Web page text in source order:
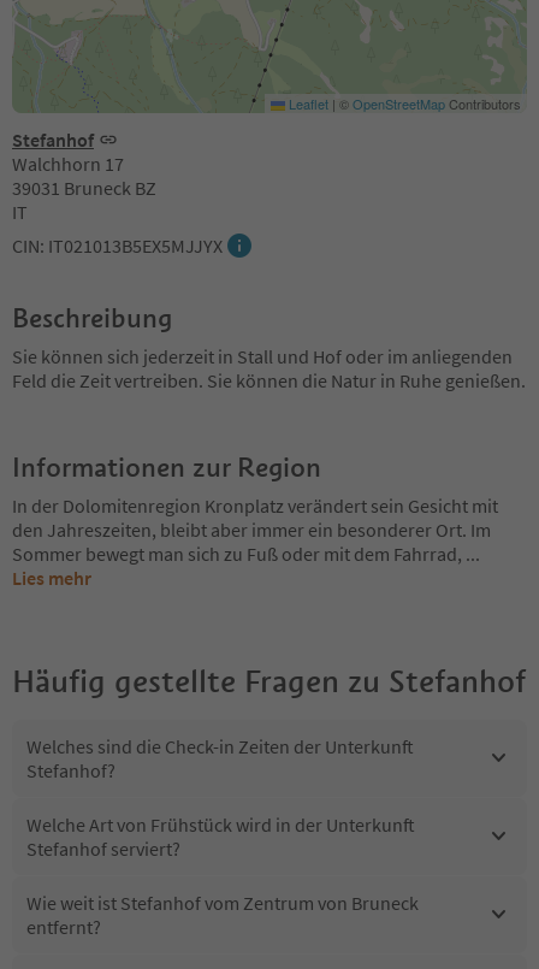
Stefanhof
Walchhorn 17
39031 Bruneck BZ
IT
CIN: IT021013B5EX5MJJYX
Leaflet | ©OpenStreetMapContributors
Beschreibung
Sie können sich jederzeit in Stall und Hof oder im anliegenden
Feld die Zeit vertreiben. Sie können die Natur in Ruhe genießen.
Informationen zur Region
In der Dolomitenregion Kronplatz verändert sein Gesicht mit
den Jahreszeiten, bleibt aber immer ein besonderer Ort. Im
Sommer bewegt man sich zu Fuß oder mit dem Fahrrad, ...
Lies mehr
Häufig gestellte Fragen zu Stefanhof
Welches sind die Check-in Zeiten der Unterkunft
Stefanhof?
Welche Art von Frühstück wird in der Unterkunft
Stefanhof serviert?
Wie weit ist Stefanhof vom Zentrum von Bruneck
entfernt?